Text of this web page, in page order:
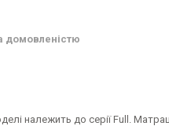
домовленістю
належить до серії Full.